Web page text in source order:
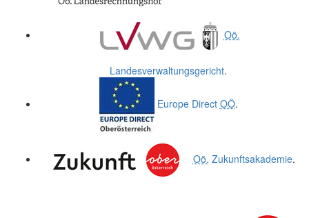
Oö.
Landesverwaltungsgericht.
Europe Direct OÖ.
Oö. Zukunftsakademie.